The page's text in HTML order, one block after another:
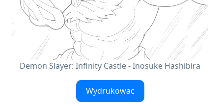
Demon Slayer: Infinity Castle - Inosuke Hashibira
Wydrukowac